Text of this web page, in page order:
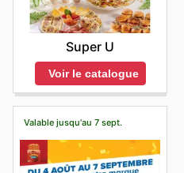
Super U
Voir le catalogue
Valable jusqu'au 7 sept.